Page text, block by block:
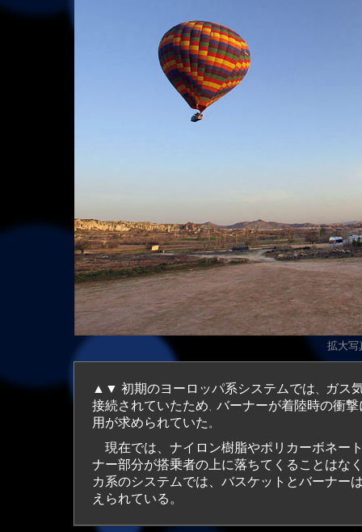
拡大写
▲▼ 初期のヨーロッパ系システムでは、
ガス
接続されていたため
バーナーが着陸時の衝
用が求められていた 。
現在では、ナイロン樹脂やポリカーボネー
ナー部分が搭乗者の上に落ちてくることはな
カ系のシステムでは、バスケットとバーナー
えられている。